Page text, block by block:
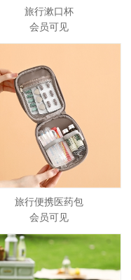
旅行漱口杯
会员可见
旅行便携医药包
会员可见